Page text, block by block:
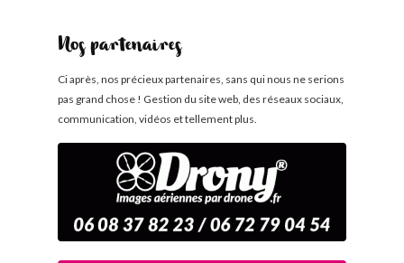
Nos partenaires
Ci après, nos précieux partenaires, sans qui nous ne serions
pas grand chose ! Gestion du site web, des réseaux sociaux,
communication, vidéos et tellement plus.